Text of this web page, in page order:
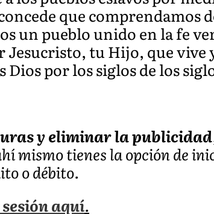
que comprendamos
un pueblo unido en la fe
Jesucristo, tu Hijo, que vive
por los siglos de los
y eliminar la publicidad
mismo tienes la opción de
o débito.
aquí.